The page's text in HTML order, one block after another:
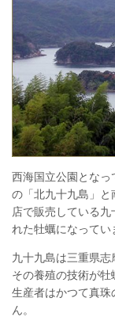
西海国立公園とな
の「北九十九島」と
店で販売している
れた牡蠣になってい
九十九島は三重県志
その養殖の技術が
生産者はかつて真
ん。